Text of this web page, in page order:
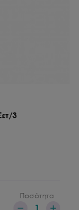
3
Ποσότητα